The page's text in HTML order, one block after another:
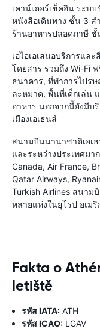
เคาน์เตอร์เช็คอิน ระบ
หนังสือเดินทาง ชั้น 3 ส
ร้านอาหารปลอดภาษี
เอไอเอเสนอบริการแล
โดยสาร รวมถึง Wi-Fi
ธนาคาร, ที่ทำการไปร
ละหมาด, พื้นที่เด็กเล่น
อาหาร นอกจากนี้ยังมีบ
เมืองเอเธนส์
สนามบินนานาชาติเอเ
และระหว่างประเทศมา
Canada, Air France,
Qatar Airways,
Turkish Airlines สนาม
หลายแห่งในยุโรป อเม
Fakta o
letiště
รหัส IATA: ATH
รหัส ICAO: LGAV